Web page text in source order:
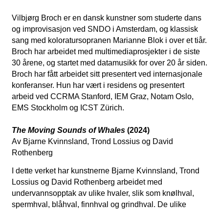
Vilbjørg Broch er en dansk kunstner som studerte dans
og improvisasjon ved SNDO i Amsterdam, og klassisk
sang med koloratursopranen Marianne Blok i over et tiår.
Broch har arbeidet med multimediaprosjekter i de siste
30 årene, og startet med datamusikk for over 20 år siden.
Broch har fått arbeidet sitt presentert ved internasjonale
konferanser. Hun har vært i residens og presentert
arbeid ved CCRMA Stanford, IEM Graz, Notam Oslo,
EMS Stockholm og ICST Zürich.
The Moving Sounds of Whales (2024)
Av Bjarne Kvinnsland, Trond Lossius og David
Rothenberg
I dette verket har kunstnerne Bjarne Kvinnsland, Trond
Lossius og David Rothenberg arbeidet med
undervannsopptak av ulike hvaler, slik som knølhval,
spermhval, blåhval, finnhval og grindhval. De ulike